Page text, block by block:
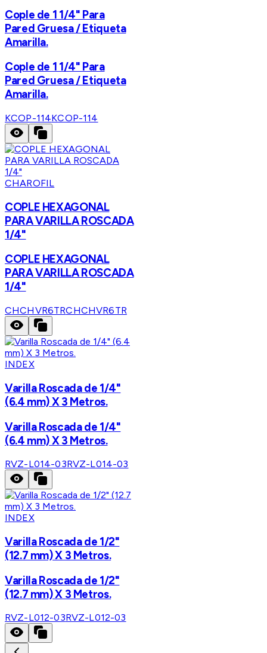
Cople de 1 1/4" Para
Pared Gruesa / Etiqueta
Amarilla.
Cople de 1 1/4" Para
Pared Gruesa / Etiqueta
Amarilla.
KCOP-114KCOP-114
CHAROFIL
COPLE HEXAGONAL
PARA VARILLA ROSCADA
1/4"
COPLE HEXAGONAL
PARA VARILLA ROSCADA
1/4"
CHCHVR6TRCHCHVR6TR
INDEX
Varilla Roscada de 1/4"
(6.4 mm) X 3 Metros.
Varilla Roscada de 1/4"
(6.4 mm) X 3 Metros.
RVZ-L014-03RVZ-L014-03
INDEX
Varilla Roscada de 1/2"
(12.7 mm) X 3 Metros.
Varilla Roscada de 1/2"
(12.7 mm) X 3 Metros.
RVZ-L012-03RVZ-L012-03